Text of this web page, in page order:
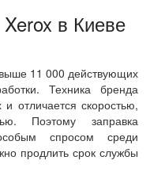
в Киеве
11 000 действующих
Техника бренда
отличается скоростью,
Поэтому заправка
спросом среди
продлить срок службы